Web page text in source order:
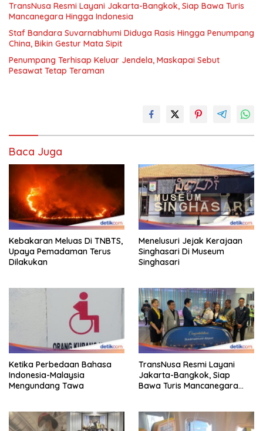
TransNusa Resmi Layani Jakarta-Bangkok, Siap Bawa Turis
Mancanegara Hingga Indonesia
Staf Bandara Suvarnabhumi Diduga Rasis Hingga Penumpang
China, Bikin Gestur Mata Sipit
Penumpang Terhisap Keluar Jendela, Maskapai Sebut
Pesawat Tetap Teraman
Baca Juga
Kebakaran Meluas Di TNBTS,
Upaya Pemadaman Terus
Dilakukan
Menelusuri Jejak Kerajaan
Singhasari Di Museum
Singhasari
Ketika Perbedaan Bahasa
Indonesia-Malaysia
Mengundang Tawa
TransNusa Resmi Layani
Jakarta-Bangkok, Siap
Bawa Turis Mancanegara